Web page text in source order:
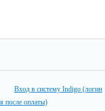
Вход в систему Indigo (логин
после оплаты)